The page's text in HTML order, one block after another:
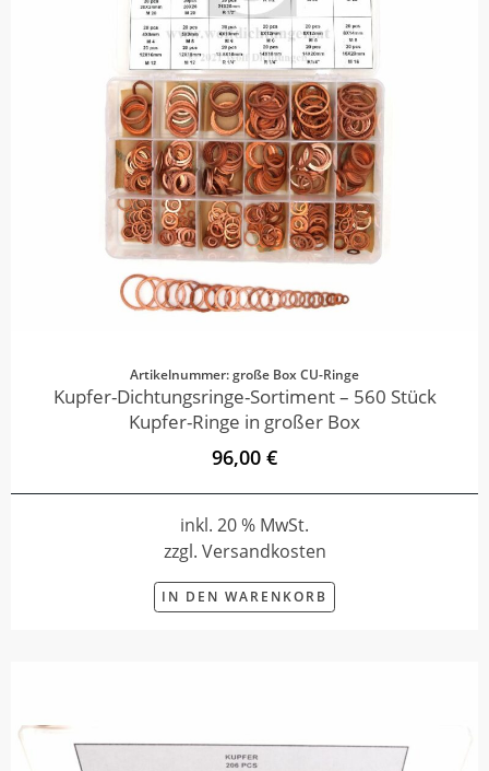
Artikelnummer: große Box CU-Ringe
Kupfer-Dichtungsringe-Sortiment – 560 Stück
Kupfer-Ringe in großer Box
96,00 €
inkl. 20 % MwSt.
zzgl. Versandkosten
IN DEN WARENKORB